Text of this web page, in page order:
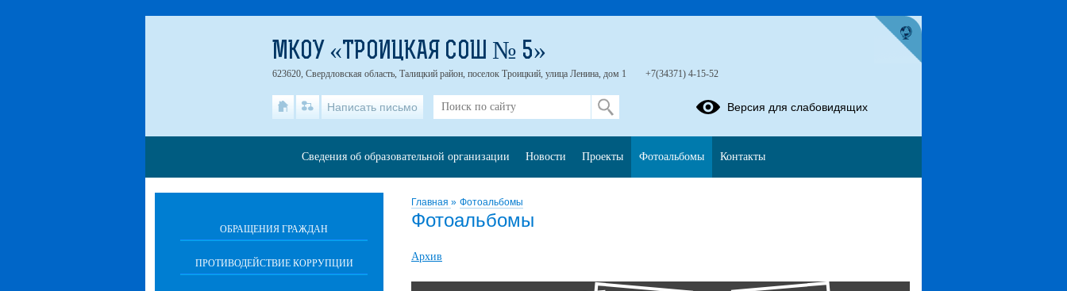
Главная » Фотоальбомы
Фотоальбомы
Архив
ОБРАЩЕНИЯ ГРАЖДАН
ПРОТИВОДЕЙСТВИЕ КОРРУПЦИИ
МКОУ «ТРОИЦКАЯ СОШ № 5»
623620, Свердловская область, Талицкий район, поселок Троицкий, улица Ленина, дом 1 +7(34371) 4-15-52
Написать письмо Версия для слабовидящих
Сведения об образовательной организации Новости Проекты Фотоальбомы Контакты